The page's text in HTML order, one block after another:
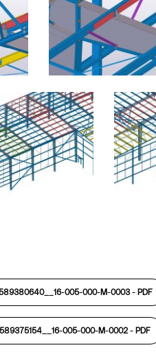
005-000-M-0003 - PDF
005-000-M-0002 - PDF